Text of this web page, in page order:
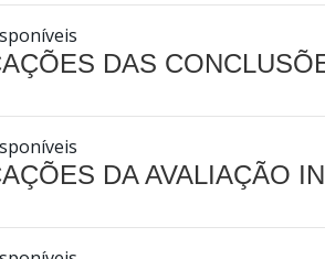
DAS
DA AVALIAÇÃO